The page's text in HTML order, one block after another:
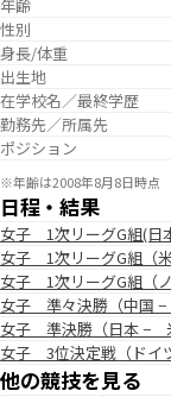
年齢
性別
身長/体重
出生地
在学校名／最終学歴
勤務先／所属先
ポジション
※年齢は2008年8月8日時点
日程・結果
女子 1次リーグG組(日
女子 1次リーグG組（米
女子 1次リーグG組（ノ
女子 準々決勝（中国 −
女子 準決勝（日本 −
女子 3位決定戦（ドイ
他の競技を見る